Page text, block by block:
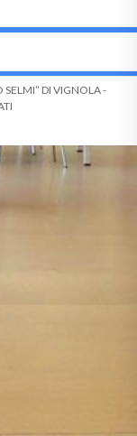
SELMI” DI VIGNOLA -